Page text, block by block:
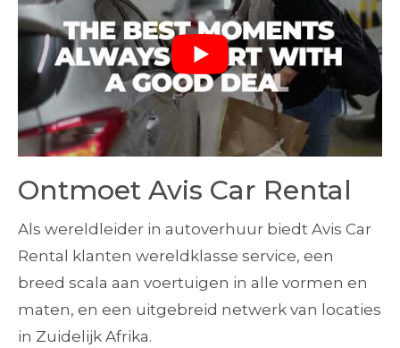
Ontmoet Avis Car Rental
Als wereldleider in autoverhuur biedt Avis Car
Rental klanten wereldklasse service, een
breed scala aan voertuigen in alle vormen en
maten, en een uitgebreid netwerk van locaties
in Zuidelijk Afrika.